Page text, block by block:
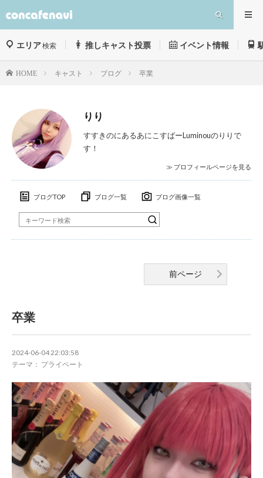
エリア検索 推しキャスト投票 イベント情報
HOME キャスト ブログ 卒業
りり
すすきのにあるあにこすばーLuminouのりりで
す！︎
≫ プロフィールページを見る
ブログTOP ブログ一覧 ブログ画像一覧
前ページ
卒業
2024-06-04 22:03:58
テーマ： プライベート